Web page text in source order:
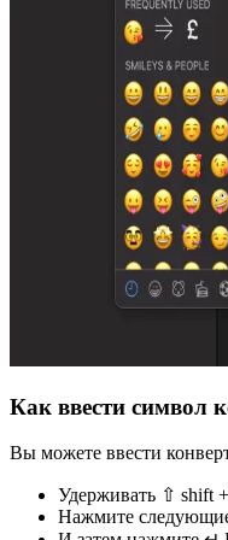
Как ввести символ
Вы можете ввести
Удерживать ⇧ shift
Нажмите